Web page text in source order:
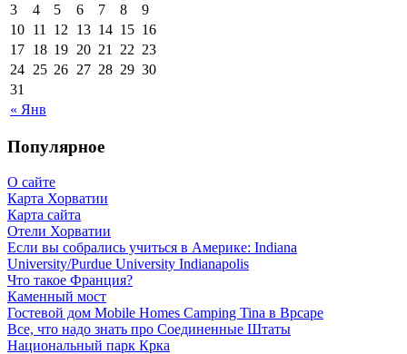
« Янв
3
4 5 6 7 8
9
10 11 12 13 14 15 16
17 18 19 20 21 22 23
24 25 26 27 28 29 30
31
Популярное
О сайте
Карта Хорватии
Карта сайта
Отели Хорватии
Если вы собрались учиться в Америке: Indiana
University/Purdue University Indianapolis
Что такое Франция?
Каменный мост
Гостевой дом Mobile Homes Camping Tina в Врсаре
Все, что надо знать про Соединенные Штаты
Национальный парк Крка